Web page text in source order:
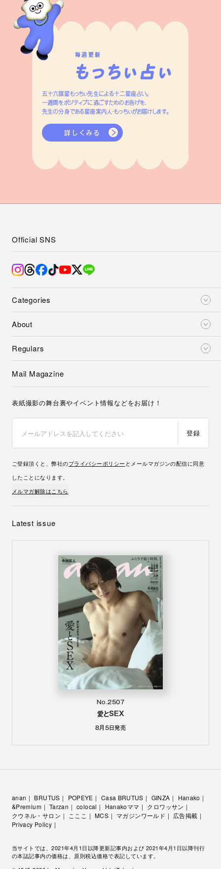
毎週更新
五十六謀星もっちぃ先生による十二星座占い。
一週間をポジティブに過ごすためのお告げを、
先生の分身である星座案内人・もっちぃがお届けします。
詳しくみる
Categories
About
Regulars
Official SNS
Mail Magazine
表紙撮影の舞台裏やイベント情報などをお届け！
登録
ご登録頂くと、弊社のプライバシーポリシー とメールマガジンの配信に同意
したことになります。
メルマガ解除はこちら
Latest issue
No.2507
愛とSEX
8月5日発売
anan BRUTUS POPEYE Casa BRUTUS GINZA
Hanako
&Premium
Tarzan colocal Hanakoママ
クロワッサン
クウネル・サロン
こここ MCS マガジンワールド
広告掲載
Privacy Policy
当サイトでは、2021年4月1日以降更新記事内および 2021年4月1日以降刊行
の本誌記事内の価格は、原則税込価格で表記しています。